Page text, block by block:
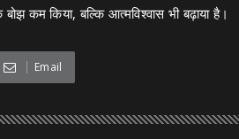
कम किया, बल्कि आत्मविश्वास भी बढ़ाया है।
Email